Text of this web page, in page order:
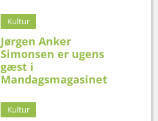
Kultur
Jørgen Anker
Simonsen er ugens
gæst i
Mandagsmagasinet
Kultur